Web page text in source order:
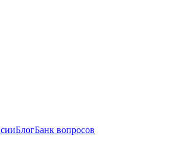
БлогБанк вопросов